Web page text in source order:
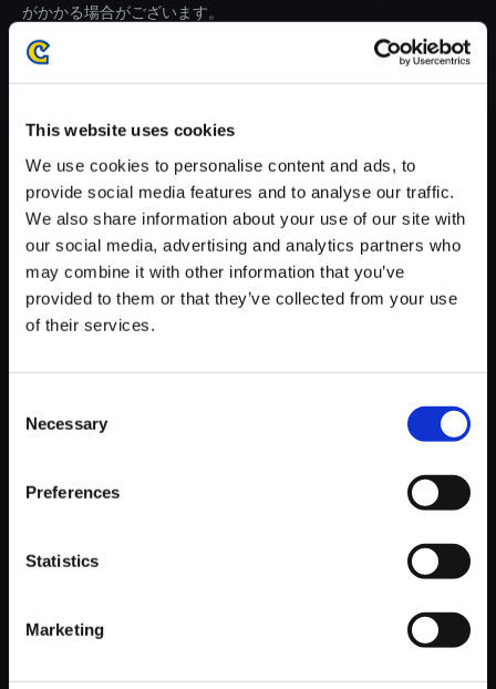
This website uses cookies
We use cookies to personalise content and ads, to
provide social media features and to analyse our traffic.
We also share information about your use of our site with
our social media, advertising and analytics partners who
may combine it with other information that you’ve
provided to them or that they’ve collected from your use
of their services.
Selection
Necessary
Preferences
Statistics
Marketing
がかかる場合がございます。
※ご購入いただいたファイルのダウンロードの際には、通信環境
が安定しているWifi環境でお試しください。
【単曲】A.K.I. - Time to Work -
1
150円
7ポイント付与